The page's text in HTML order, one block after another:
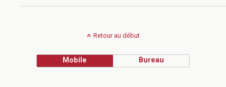
Retour au début
Mobile Bureau